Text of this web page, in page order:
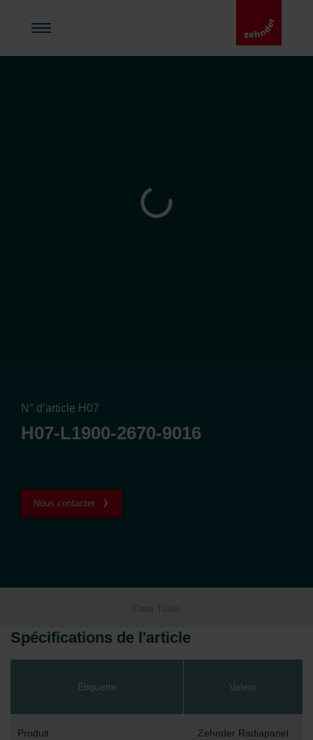
N° d’article H07
H07-L1900-2670-9016
Nous contacter
Data Table
Spécifications de l'article
Étiquette Valeur
Produit Zehnder Radiapanel